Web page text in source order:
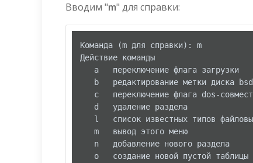
Вводим "m" для справки:
Команда (m для справки): m
Действие команды
   a   переключение флага загрузки
   b   редактирование метки диска bsd
c   переключение флага dos-
   d   удаление раздела
l   список известных типов
   m   вывод этого меню
   n   добавление нового раздела
o   создание новой пустой таблицы